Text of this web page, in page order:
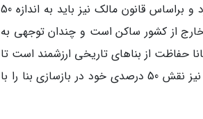
فرهنگی خوزستان در خبری نوشت: اگرچه این بنای تاریخی مالک خصوصی دارد و براساس قانون مالک نیز باید به اندازه 50
خارج از کشور ساکن است و چندان توجهی به
حفاظت از بناهای تاریخی ارزشمند است تا
به امروز همه هزینه های بازسازی بنا را متقبل شده، ولی احتیاج است تا مالک نیز نقش 50 درصدی خود در بازسازی بنا را با